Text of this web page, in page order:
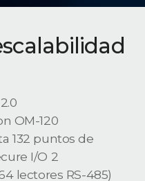
OM-120
132 puntos de
I/O 2
lectores RS-485)